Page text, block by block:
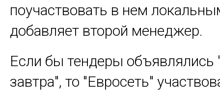
поучаствовать в нем
добавляет второй менеджер.
Если бы тендеры объявлялись
завтра", то "Евросеть"